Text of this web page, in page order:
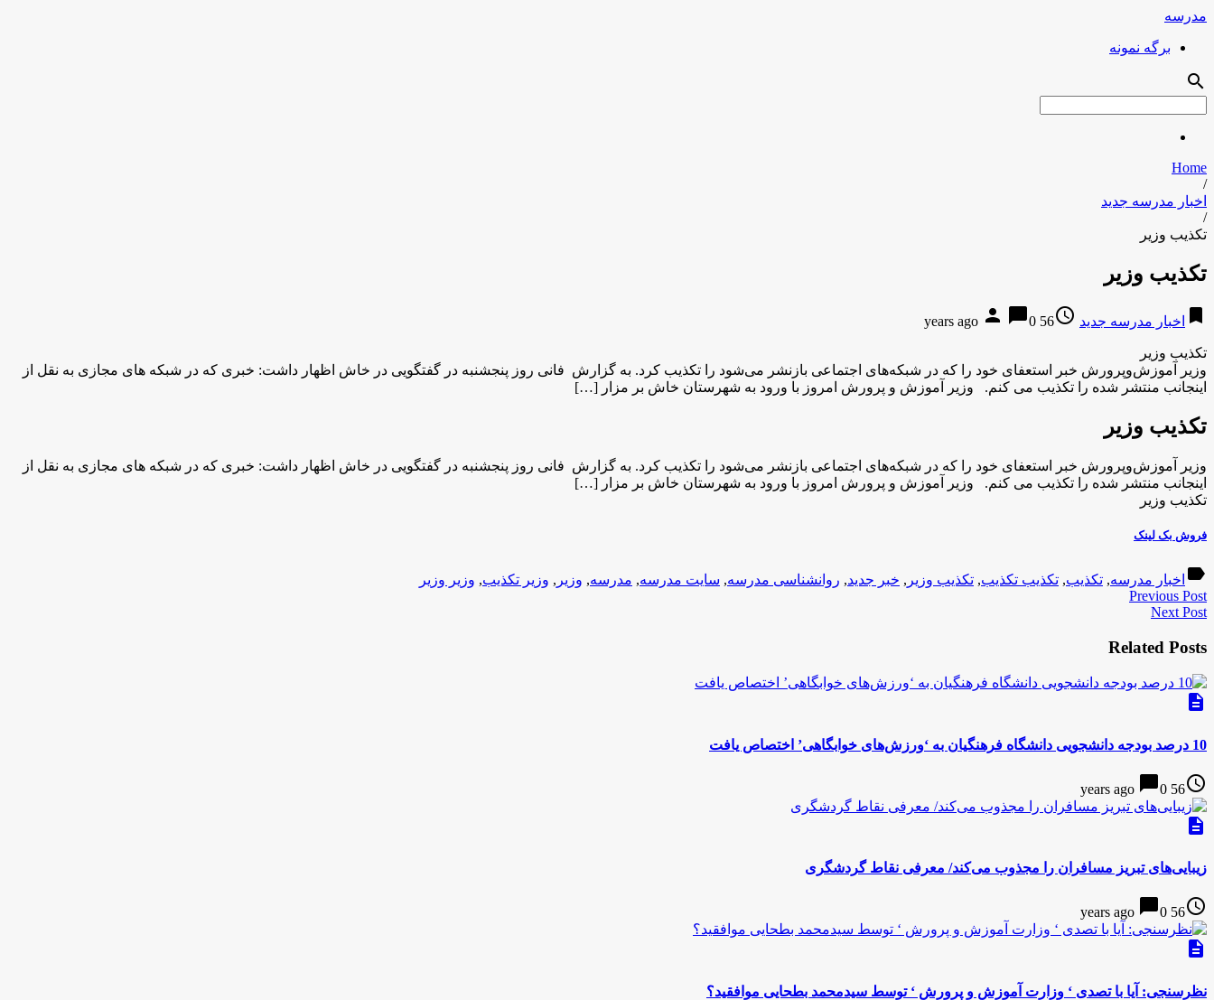
مدرسه
برگه نمونه
search
Home
/
اخبار مدرسه جدید
/
تکذیب وزیر
تکذیب وزیر
bookmark اخبار مدرسه جدید access_time
56 years ago
person chat_bubble0
تکذیب وزیر
وزیر آموزش‌وپرورش خبر استعفای خود را که در شبکه‌های اجتماعی بازنشر می‌شود را تکذیب کرد. به گزارش فانی روز پنجشنبه در گفتگویی در خاش اظهار داشت: خبری که در شبکه های مجازی به نقل از
اینجانب منتشر شده را تکذیب می کنم. وزیر آموزش و پرورش امروز با ورود به شهرستان خاش بر مزار […]
تکذیب وزیر
وزیر آموزش‌وپرورش خبر استعفای خود را که در شبکه‌های اجتماعی بازنشر می‌شود را تکذیب کرد. به گزارش فانی روز پنجشنبه در گفتگویی در خاش اظهار داشت: خبری که در شبکه های مجازی به نقل از
اینجانب منتشر شده را تکذیب می کنم. وزیر آموزش و پرورش امروز با ورود به شهرستان خاش بر مزار […]
تکذیب وزیر
فروش بک لینک
label اخبار مدرسه, تکذیب, تکذیب تکذیب, تکذیب وزیر , خبر جدید, روانشناسی مدرسه, سایت مدرسه, مدرسه, وزیر , وزیر تکذیب, وزیر وزیر
Previous Post
Next Post
Related Posts
description
10 درصد بودجه‌ دانشجویی دانشگاه فرهنگیان به ‘ورزش‌های خوابگاهی’ اختصاص یافت
access_time
56 years ago
chat_bubble0
description
زیبایی‌های تبریز مسافران را مجذوب می‌کند/ معرفی نقاط گردشگری
access_time
56 years ago
chat_bubble0
description
نظرسنجى: آیا با تصدى ‘ وزارت آموزش و پرورش ‘ توسط سیدمحمد بطحایى موافقید؟